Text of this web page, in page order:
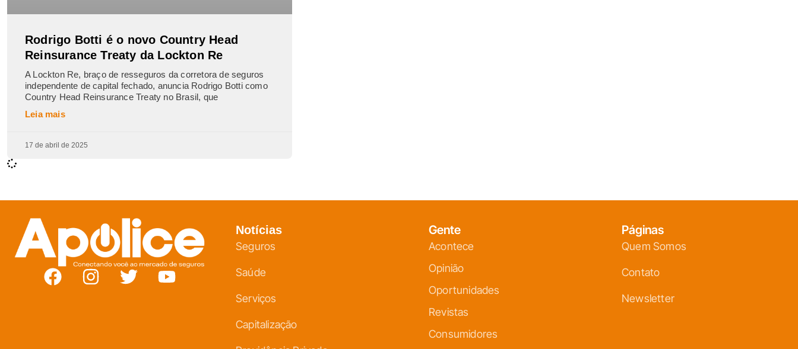
Rodrigo Botti é o novo Country Head
Reinsurance Treaty da Lockton Re
A Lockton Re, braço de resseguros da corretora de seguros
independente de capital fechado, anuncia Rodrigo Botti como
Country Head Reinsurance Treaty no Brasil, que
Leia mais
17 de abril de 2025
Notícias
Seguros
Saúde
Serviços
Capitalização
Gente
Acontece
Opinião
Oportunidades
Revistas
Consumidores
Páginas
Quem Somos
Contato
Newsletter